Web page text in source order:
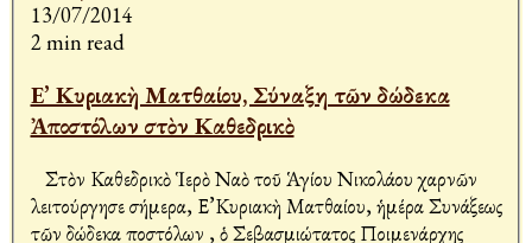
13/07/2014
2 min read
Ε’ Κυριακὴ Ματθαίου, Σύναξη τῶν δώδεκα
Ἀποστόλων στὸν Καθεδρικὸ
Στὸν Καθεδρικὸ Ἱερὸ Ναὸ τοῦ Ἁγίου Νικολάου Ἀχαρνῶν
λειτούργησε σήμερα, Ε’Κυριακὴ Ματθαίου, ἡμέρα Συνάξεως
τῶν δώδεκα Ἀποστόλων , ὁ Σεβασμιώτατος Ποιμενάρχης